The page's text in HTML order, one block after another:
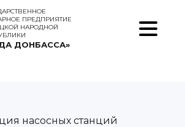
ПРЕДПРИЯТИЕ
НАРОДНОЙ
ДОНБАССА»
насосных станций